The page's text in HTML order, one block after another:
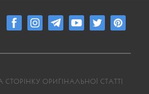
ОРИГІНАЛЬНОЇ СТАТТІ